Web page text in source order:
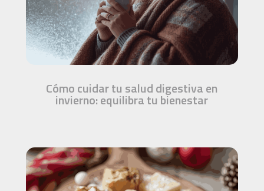
Cómo cuidar tu salud digestiva en
invierno: equilibra tu bienestar